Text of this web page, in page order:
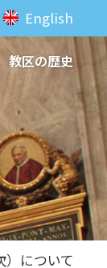
English
教区の歴史
）について